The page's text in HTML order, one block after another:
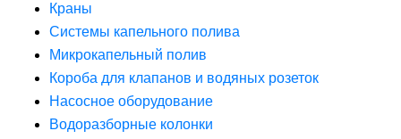
Краны
Системы капельного полива
Микрокапельный полив
Короба для клапанов и водяных розеток
Насосное оборудование
Водоразборные колонки